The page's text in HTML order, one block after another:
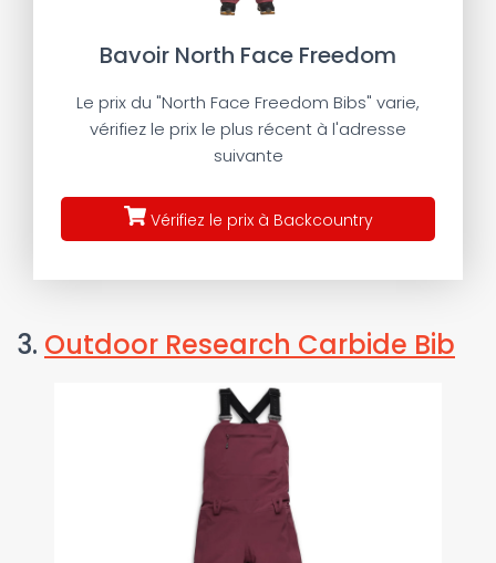
Bavoir North Face Freedom
Le prix du "North Face Freedom Bibs" varie,
vérifiez le prix le plus récent à l'adresse
suivante
Vérifiez le prix à Backcountry
3. Outdoor Research Carbide Bib